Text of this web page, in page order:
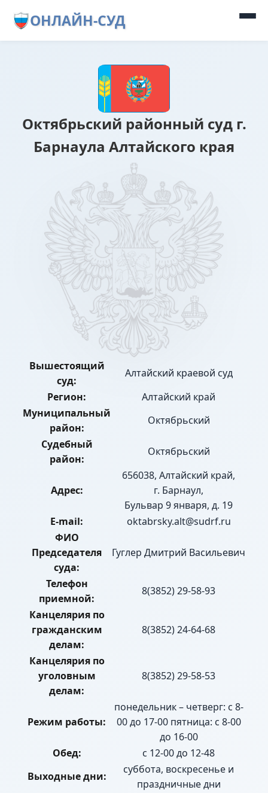
ОНЛАЙН-СУД
Октябрьский районный суд г.
Барнаула Алтайского края
Вышестоящий
суд:
Алтайский краевой суд
Регион:
Алтайский край
Муниципальный
район:
Октябрьский
Судебный
район:
Октябрьский
Адрес:
656038, Алтайский край,
г. Барнаул,
Бульвар 9 января, д. 19
E-mail:
oktabrsky.alt@sudrf.ru
ФИО
Председателя
суда:
Гуглер Дмитрий Васильевич
Телефон
приемной:
8(3852) 29-58-93
Канцелярия по
гражданским
делам:
8(3852) 24-64-68
Канцелярия по
уголовным
делам:
8(3852) 29-58-53
Режим работы:
понедельник – четверг: с 8-
00 до 17-00 пятница: с 8-00
до 16-00
Обед:
с 12-00 до 12-48
Выходные дни:
суббота, воскресенье и
праздничные дни